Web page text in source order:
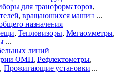
для трансформаторов,
, вращающихся машин ...
назначения
, Тепловизоры, Мегаомметры,
...
линий
ОМП, Рефлектометры,
, Прожигающие установки ...